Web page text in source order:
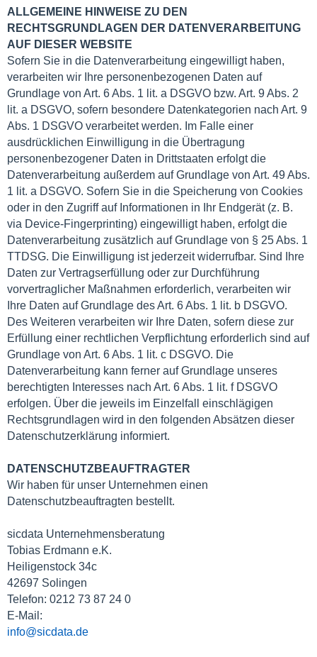
ALLGEMEINE HINWEISE ZU DEN
RECHTSGRUNDLAGEN DER DATENVERARBEITUNG
AUF DIESER WEBSITE
Sofern Sie in die Datenverarbeitung eingewilligt haben,
verarbeiten wir Ihre personenbezogenen Daten auf
Grundlage von Art. 6 Abs. 1 lit. a DSGVO bzw. Art. 9 Abs. 2
lit. a DSGVO, sofern besondere Datenkategorien nach Art. 9
Abs. 1 DSGVO verarbeitet werden. Im Falle einer
ausdrücklichen Einwilligung in die Übertragung
personenbezogener Daten in Drittstaaten erfolgt die
Datenverarbeitung außerdem auf Grundlage von Art. 49 Abs.
1 lit. a DSGVO. Sofern Sie in die Speicherung von Cookies
oder in den Zugriff auf Informationen in Ihr Endgerät (z. B.
via Device-Fingerprinting) eingewilligt haben, erfolgt die
Datenverarbeitung zusätzlich auf Grundlage von § 25 Abs. 1
TTDSG. Die Einwilligung ist jederzeit widerrufbar. Sind Ihre
Daten zur Vertragserfüllung oder zur Durchführung
vorvertraglicher Maßnahmen erforderlich, verarbeiten wir
Ihre Daten auf Grundlage des Art. 6 Abs. 1 lit. b DSGVO.
Des Weiteren verarbeiten wir Ihre Daten, sofern diese zur
Erfüllung einer rechtlichen Verpflichtung erforderlich sind auf
Grundlage von Art. 6 Abs. 1 lit. c DSGVO. Die
Datenverarbeitung kann ferner auf Grundlage unseres
berechtigten Interesses nach Art. 6 Abs. 1 lit. f DSGVO
erfolgen. Über die jeweils im Einzelfall einschlägigen
Rechtsgrundlagen wird in den folgenden Absätzen dieser
Datenschutzerklärung informiert.
DATENSCHUTZBEAUFTRAGTER
Wir haben für unser Unternehmen einen
Datenschutzbeauftragten bestellt.
sicdata Unternehmensberatung
Tobias Erdmann e.K.
Heiligenstock 34c
42697 Solingen
Telefon: 0212 73 87 24 0
E-Mail:
info@sicdata.de